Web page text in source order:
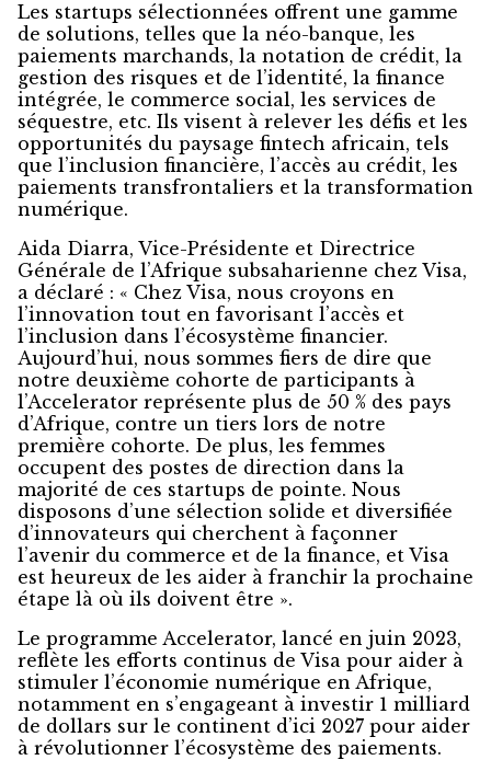
Les startups sélectionnées offrent une gamme
de solutions, telles que la néo-banque, les
paiements marchands, la notation de crédit, la
gestion des risques et de l’identité, la finance
intégrée, le commerce social, les services de
séquestre, etc. Ils visent à relever les défis et les
opportunités du paysage fintech africain, tels
que l’inclusion financière, l’accès au crédit, les
paiements transfrontaliers et la transformation
numérique.
Aida Diarra, Vice-Présidente et Directrice
Générale de l’Afrique subsaharienne chez Visa,
a déclaré : « Chez Visa, nous croyons en
l’innovation tout en favorisant l’accès et
l’inclusion dans l’écosystème financier.
Aujourd’hui, nous sommes fiers de dire que
notre deuxième cohorte de participants à
l’Accelerator représente plus de 50 % des pays
d’Afrique, contre un tiers lors de notre
première cohorte. De plus, les femmes
occupent des postes de direction dans la
majorité de ces startups de pointe. Nous
disposons d’une sélection solide et diversifiée
d’innovateurs qui cherchent à façonner
l’avenir du commerce et de la finance, et Visa
est heureux de les aider à franchir la prochaine
étape là où ils doivent être ».
Le programme Accelerator, lancé en juin 2023,
reflète les efforts continus de Visa pour aider à
stimuler l’économie numérique en Afrique,
notamment en s’engageant à investir 1 milliard
de dollars sur le continent d’ici 2027 pour aider
à révolutionner l’écosystème des paiements.